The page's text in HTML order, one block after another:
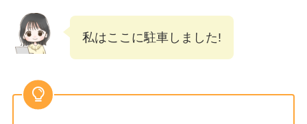
私はここに駐車しました!